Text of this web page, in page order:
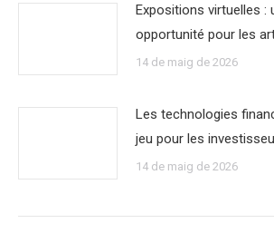
Expositions virtuelles :
opportunité pour les
14 de maig de 2026
Les technologies
jeu pour les
14 de maig de 2026